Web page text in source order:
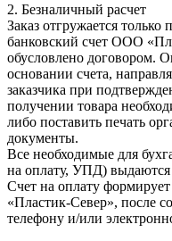
2. Безналичный расчет
Заказ отгружается только
банковский счет ООО
обусловлено договором.
основании счета,
заказчика при
получении товара
либо поставить печать
документы.
Все необходимые для
на оплату, УПД) выдаются
Счет на оплату
«Пластик-Север», после
телефону и/или